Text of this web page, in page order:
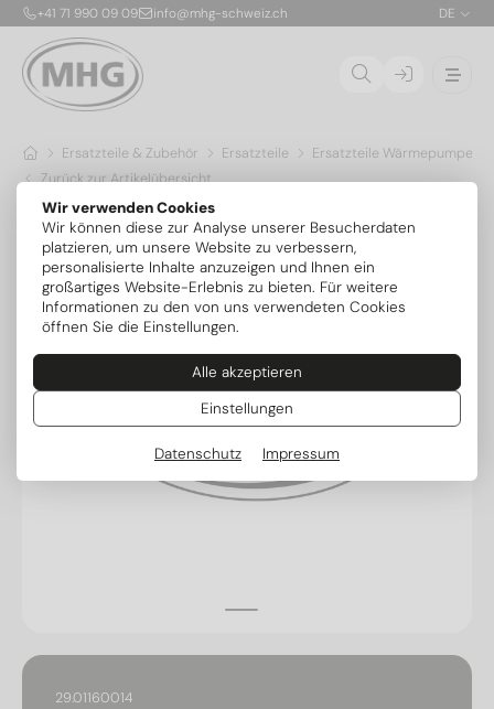
Wir verwenden Cookies
Wir können diese zur Analyse unserer Besucherdaten
platzieren, um unsere Website zu verbessern,
personalisierte Inhalte anzuzeigen und Ihnen ein
großartiges Website-Erlebnis zu bieten. Für weitere
Informationen zu den von uns verwendeten Cookies
öffnen Sie die Einstellungen.
Alle akzeptieren
Einstellungen
Datenschutz Impressum
+41 71 990 09 09 info@mhg-schweiz.ch DE
Ersatzteile & Zubehör Ersatzteile
Ersatzteile Wärmepumpen
Zurück zur Artikelübersicht
29.01160014